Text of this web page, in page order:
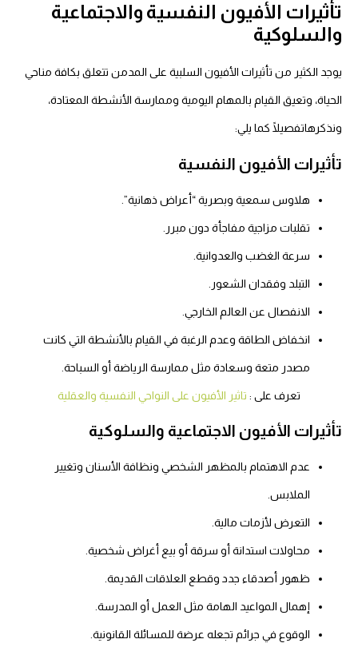
تأثيرات الأفيون النفسية والاجتماعية
والسلوكية
يوجد الكثير من تأثيرات الأفيون السلبية على المدمن تتعلق بكافة مناحي
الحياة، وتعيق القيام بالمهام اليومية وممارسة الأنشطة المعتادة،
ونذكرهاتفصيلًا كما يلي:
تأثيرات الأفيون النفسية
هلاوس سمعية وبصرية “أعراض ذهانية”.
تقلبات مزاجية مفاجأة دون مبرر.
سرعة الغضب والعدوانية.
التبلد وفقدان الشعور.
الانفصال عن العالم الخارجي.
انخفاض الطاقة وعدم الرغبة في القيام بالأنشطة التي كانت
مصدر متعة وسعادة مثل ممارسة الرياضة أو السباحة.
تعرف على : تاثير الأفيون على النواحي النفسية والعقلية
تأثيرات الأفيون الاجتماعية والسلوكية
عدم الاهتمام بالمظهر الشخصي ونظافة الأسنان وتغيير
الملابس.
التعرض لأزمات مالية.
محاولات استدانة أو سرقة أو بيع أغراض شخصية.
ظهور أصدقاء جدد وقطع العلاقات القديمة.
إهمال المواعيد الهامة مثل العمل أو المدرسة.
الوقوع في جرائم تجعله عرضة للمسائلة القانونية.